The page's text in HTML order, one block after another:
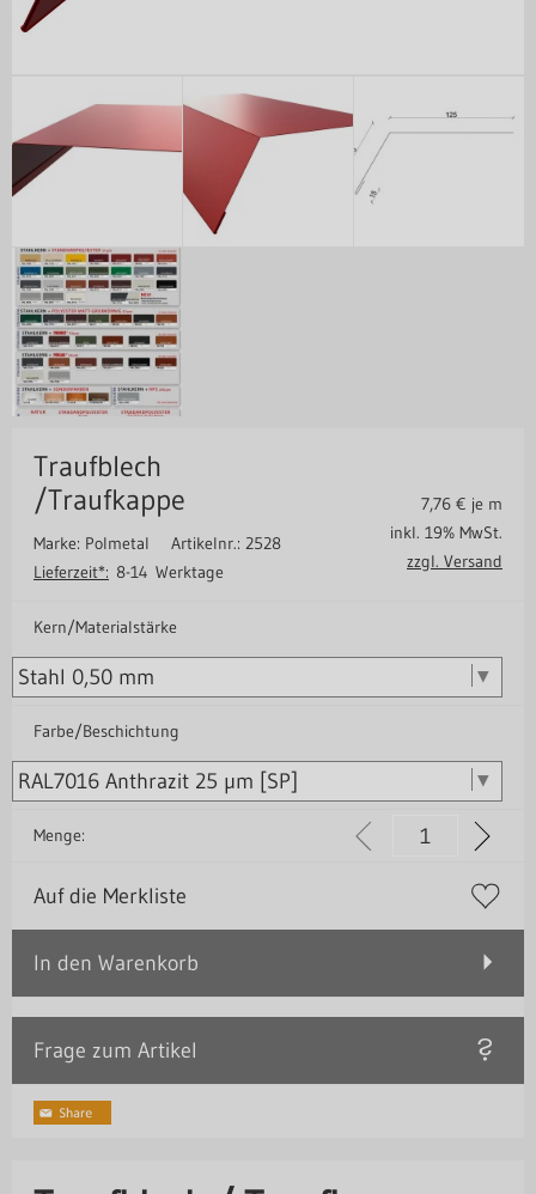
Traufblech
/Traufkappe
Marke: Polmetal Artikelnr.: 2528
Lieferzeit*: 8-14 Werktage
7,76 € je m
inkl. 19% MwSt.
zzgl. Versand
Kern/Materialstärke
Farbe/Beschichtung
Menge:
Auf die Merkliste
In den Warenkorb
Frage zum Artikel